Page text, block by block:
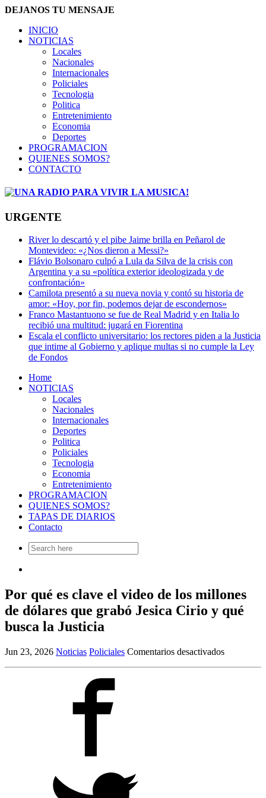
DEJANOS TU MENSAJE
INICIO
NOTICIAS
Locales
Nacionales
Internacionales
Policiales
Tecnologia
Politica
Entretenimiento
Economia
Deportes
PROGRAMACION
QUIENES SOMOS?
CONTACTO
URGENTE
River lo descartó y el pibe Jaime brilla en Peñarol de
Montevideo: «¿Nos dieron a Messi?»
Flávio Bolsonaro culpó a Lula da Silva de la crisis con
Argentina y a su «política exterior ideologizada y de
confrontación»
Camilota presentó a su nueva novia y contó su historia de
amor: «Hoy, por fin, podemos dejar de escondernos»
Franco Mastantuono se fue de Real Madrid y en Italia lo
recibió una multitud: jugará en Fiorentina
Escala el conflicto universitario: los rectores piden a la Justicia
que intime al Gobierno y aplique multas si no cumple la Ley
de Fondos
Home
NOTICIAS
Locales
Nacionales
Internacionales
Deportes
Politica
Policiales
Tecnologia
Economia
Entretenimiento
PROGRAMACION
QUIENES SOMOS?
TAPAS DE DIARIOS
Contacto
Search
for:
Por qué es clave el video de los millones
de dólares que grabó Jesica Cirio y qué
busca la Justicia
Jun 23, 2026 Noticias Policiales Comentarios desactivadosen